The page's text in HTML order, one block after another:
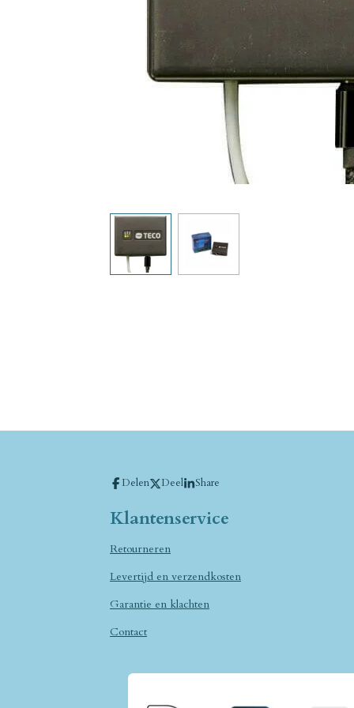
Delen Deel Share
Klantenservice
Retourneren
Levertijd en verzendkosten
Garantie en klachten
Contact